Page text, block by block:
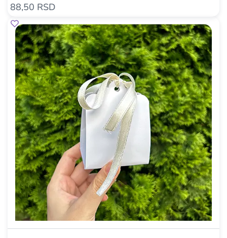
88,50 RSD